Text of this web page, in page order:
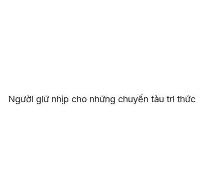
Người giữ nhịp cho những chuyến tàu tri thức